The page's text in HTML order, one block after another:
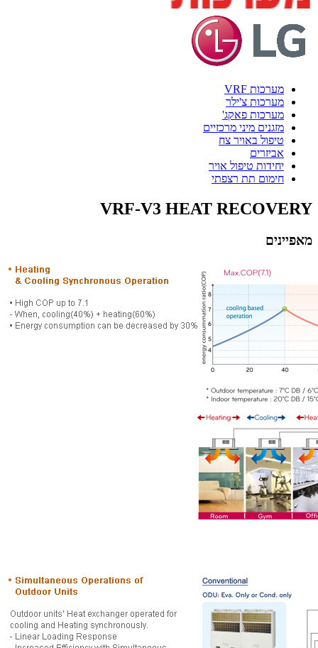
מערכות VRF
מערכות צ'ילר
מערכות פאקג'
מזגנים מיני מרכזיים
טיפול באויר צח
אביזרים
יחידות טיפול אויר
חימום תת רצפתי
VRF-V3 HEAT RECOVERY
מאפיינים